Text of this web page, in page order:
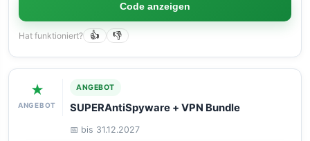
Code anzeigen
Hat funktioniert? 👍 👎
★
ANGEBOT
ANGEBOT
SUPERAntiSpyware + VPN Bundle
📅 bis 31.12.2027